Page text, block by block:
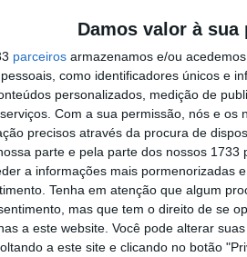
Damos valor à sua
parceiros armazenamos e/ou
como identificadores únicos e
personalizados, medição de
Com a sua permissão, nós e os
precisos através da procura de
parte e pela parte dos nossos 1733
a informações mais pormenorizadas
Tenha em atenção que algum
mas que tem o direito de se
a este website. Você pode alterar
a este site e clicando no botão
teve um forte resultado no 11º
menos de um décimo de segundo
pilotos que lutam pelo sétimo
piloto da BMW no 12º lugar.
a cerca de três segundos de Sykes
e Maximilian Scheib (ORELAC
com o 15º lugar.